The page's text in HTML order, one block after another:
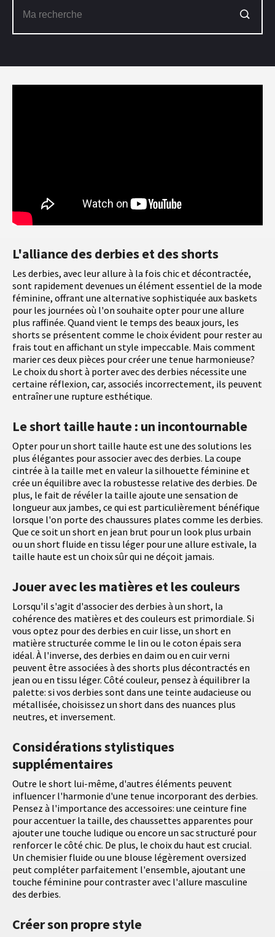
L'alliance des derbies et des shorts
Les derbies, avec leur allure à la fois chic et décontractée,
sont rapidement devenues un élément essentiel de la mode
féminine, offrant une alternative sophistiquée aux baskets
pour les journées où l'on souhaite opter pour une allure
plus raffinée. Quand vient le temps des beaux jours, les
shorts se présentent comme le choix évident pour rester au
frais tout en affichant un style impeccable. Mais comment
marier ces deux pièces pour créer une tenue harmonieuse?
Le choix du short à porter avec des derbies nécessite une
certaine réflexion, car, associés incorrectement, ils peuvent
entraîner une rupture esthétique.
Le short taille haute : un incontournable
Opter pour un short taille haute est une des solutions les
plus élégantes pour associer avec des derbies. La coupe
cintrée à la taille met en valeur la silhouette féminine et
crée un équilibre avec la robustesse relative des derbies. De
plus, le fait de révéler la taille ajoute une sensation de
longueur aux jambes, ce qui est particulièrement bénéfique
lorsque l'on porte des chaussures plates comme les derbies.
Que ce soit un short en jean brut pour un look plus urbain
ou un short fluide en tissu léger pour une allure estivale, la
taille haute est un choix sûr qui ne déçoit jamais.
Jouer avec les matières et les couleurs
Lorsqu'il s'agit d'associer des derbies à un short, la
cohérence des matières et des couleurs est primordiale. Si
vous optez pour des derbies en cuir lisse, un short en
matière structurée comme le lin ou le coton épais sera
idéal. À l'inverse, des derbies en daim ou en cuir verni
peuvent être associées à des shorts plus décontractés en
jean ou en tissu léger. Côté couleur, pensez à équilibrer la
palette: si vos derbies sont dans une teinte audacieuse ou
métallisée, choisissez un short dans des nuances plus
neutres, et inversement.
Considérations stylistiques
supplémentaires
Outre le short lui-même, d'autres éléments peuvent
influencer l'harmonie d'une tenue incorporant des derbies.
Pensez à l'importance des accessoires: une ceinture fine
pour accentuer la taille, des chaussettes apparentes pour
ajouter une touche ludique ou encore un sac structuré pour
renforcer le côté chic. De plus, le choix du haut est crucial.
Un chemisier fluide ou une blouse légèrement oversized
peut compléter parfaitement l'ensemble, ajoutant une
touche féminine pour contraster avec l'allure masculine
des derbies.
Créer son propre style